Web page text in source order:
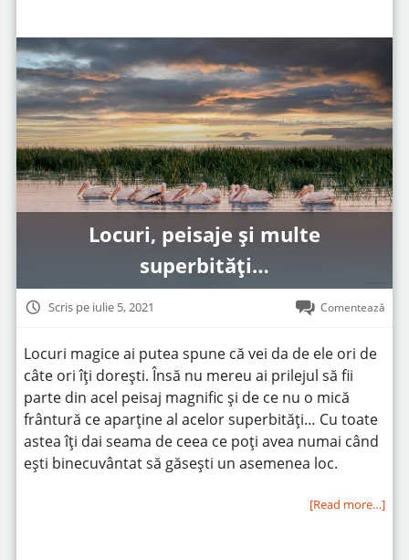
Locuri, peisaje și multe
superbități…
Scris pe iulie 5, 2021 Comentează
Locuri magice ai putea spune că vei da de ele ori de
câte ori îți dorești. Însă nu mereu ai prilejul să fii
parte din acel peisaj magnific și de ce nu o mică
frântură ce aparține al acelor superbități… Cu toate
astea îți dai seama de ceea ce poți avea numai când
ești binecuvântat să găsești un asemenea loc.
[Read more…]